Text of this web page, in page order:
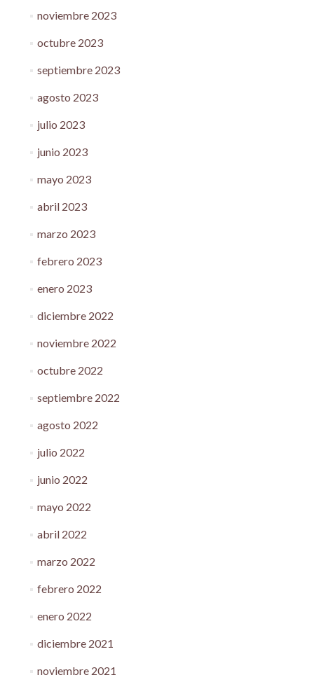
noviembre 2023
octubre 2023
septiembre 2023
agosto 2023
julio 2023
junio 2023
mayo 2023
abril 2023
marzo 2023
febrero 2023
enero 2023
diciembre 2022
noviembre 2022
octubre 2022
septiembre 2022
agosto 2022
julio 2022
junio 2022
mayo 2022
abril 2022
marzo 2022
febrero 2022
enero 2022
diciembre 2021
noviembre 2021